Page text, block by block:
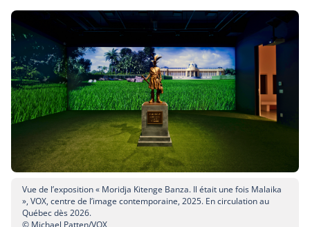
Vue de l’exposition « Moridja Kitenge Banza. Il était une fois Malaika
», VOX, centre de l’image contemporaine, 2025. En circulation au
Québec dès 2026.